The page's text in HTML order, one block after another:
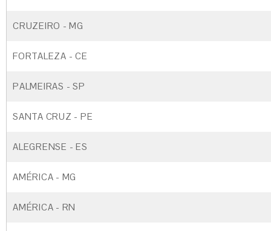
CRUZEIRO - MG
FORTALEZA - CE
PALMEIRAS - SP
SANTA CRUZ - PE
ALEGRENSE - ES
AMÉRICA - MG
AMÉRICA - RN